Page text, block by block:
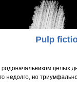
Pulp
целых
недолго, но